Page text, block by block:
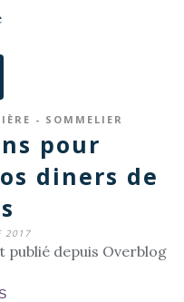
- SOMMELIER
pour
diners de
2017
publié depuis Overblog